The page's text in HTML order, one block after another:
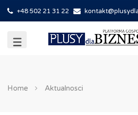
+48 502 21 31 22
Home Aktualnosci